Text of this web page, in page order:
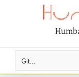
Git...